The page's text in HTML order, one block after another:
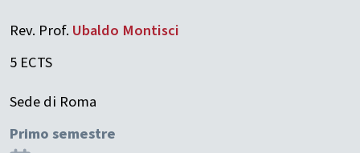
Rev. Prof. Ubaldo Montisci
5 ECTS
Sede di Roma
Primo semestre